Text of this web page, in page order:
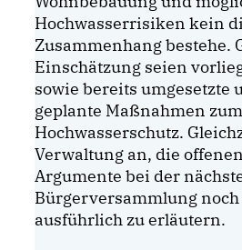
Hochwasserrisiken kein
Zusammenhang bestehe.
Einschätzung seien
sowie bereits umgesetzte
geplante Maßnahmen zum
Hochwasserschutz.
Verwaltung an, die
Argumente bei der
Bürgerversammlung
ausführlich zu erläutern.